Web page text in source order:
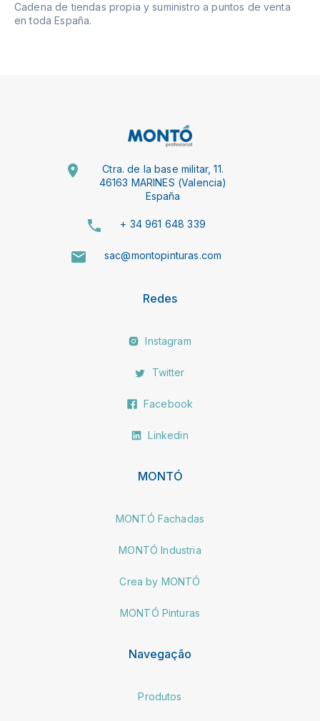
Cadena de tiendas propia y suministro a puntos de venta
en toda España.
Ctra. de la base militar, 11.
46163 MARINES (Valencia)
España
+ 34 961 648 339
sac@montopinturas.com
Redes
Instagram
Twitter
Facebook
Linkedin
MONTÓ
MONTÓ Fachadas
MONTÓ Industria
Crea by MONTÓ
MONTÓ Pinturas
Navegação
Produtos